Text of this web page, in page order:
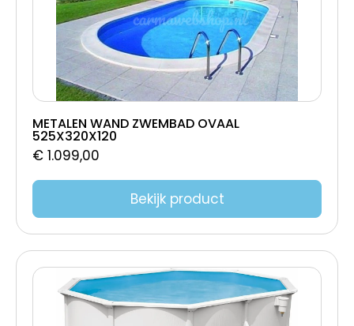
1 Blok
METALEN WAND ZWEMBAD OVAAL
525X320X120
€ 1.099,00
Bekijk product